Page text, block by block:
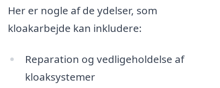
Her er nogle af de ydelser, som
kloakarbejde kan inkludere:
Reparation og vedligeholdelse af
kloaksystemer